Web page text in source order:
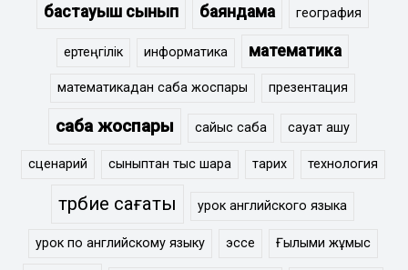
бастауыш сынып баяндама география
ертеңгілік информатика математика
математикадан сабақ жоспары презентация
сабақ жоспары сайыс сабақ сауат ашу
сценарий сыныптан тыс шара тарих технология
тәрбие сағаты урок английского языка
урок по английскому языку эссе Ғылыми жұмыс